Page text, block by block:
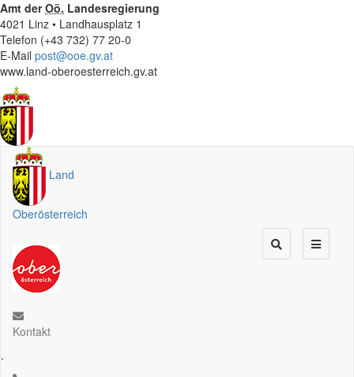
Amt derOö. Landesregierung
4021 Linz • Landhausplatz 1
Telefon (+43 732) 77 20-0
E-Mail post@ooe.gv.at
www.land-oberoesterreich.gv.at
Land
Oberösterreich
Kontakt
.